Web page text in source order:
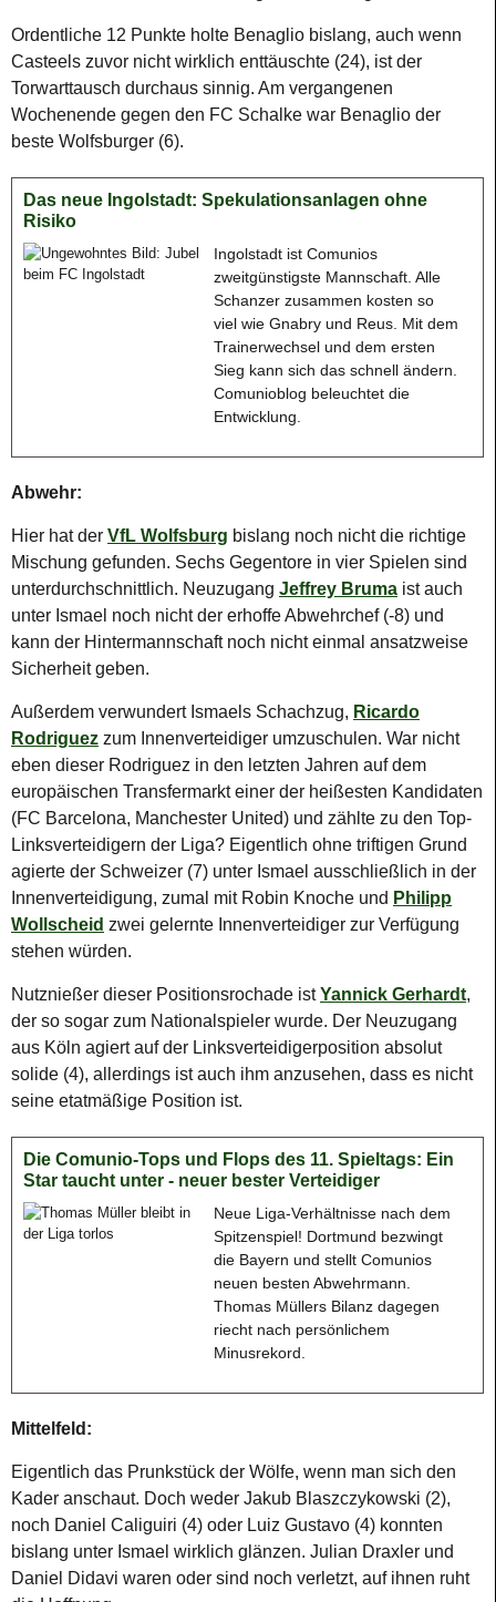
Ordentliche 12 Punkte holte Benaglio bislang, auch wenn
Casteels zuvor nicht wirklich enttäuschte (24), ist der
Torwarttausch durchaus sinnig. Am vergangenen
Wochenende gegen den FC Schalke war Benaglio der
beste Wolfsburger (6).
Das neue Ingolstadt: Spekulationsanlagen ohne
Risiko
Ingolstadt ist Comunios
zweitgünstigste Mannschaft. Alle
Schanzer zusammen kosten so
viel wie Gnabry und Reus. Mit dem
Trainerwechsel und dem ersten
Sieg kann sich das schnell ändern.
Comunioblog beleuchtet die
Entwicklung.
Abwehr:
Hier hat der VfL Wolfsburg bislang noch nicht die richtige
Mischung gefunden. Sechs Gegentore in vier Spielen sind
unterdurchschnittlich. Neuzugang Jeffrey Bruma ist auch
unter Ismael noch nicht der erhoffe Abwehrchef (-8) und
kann der Hintermannschaft noch nicht einmal ansatzweise
Sicherheit geben.
Außerdem verwundert Ismaels Schachzug, Ricardo
Rodriguez zum Innenverteidiger umzuschulen. War nicht
eben dieser Rodriguez in den letzten Jahren auf dem
europäischen Transfermarkt einer der heißesten Kandidaten
(FC Barcelona, Manchester United) und zählte zu den Top-
Linksverteidigern der Liga? Eigentlich ohne triftigen Grund
agierte der Schweizer (7) unter Ismael ausschließlich in der
Innenverteidigung, zumal mit Robin Knoche und Philipp
Wollscheid zwei gelernte Innenverteidiger zur Verfügung
stehen würden.
Nutznießer dieser Positionsrochade istYannick Gerhardt,
der so sogar zum Nationalspieler wurde. Der Neuzugang
aus Köln agiert auf der Linksverteidigerposition absolut
solide (4), allerdings ist auch ihm anzusehen, dass es nicht
seine etatmäßige Position ist.
Die Comunio-Tops und Flops des 11. Spieltags: Ein
Star taucht unter - neuer bester Verteidiger
Neue Liga-Verhältnisse nach dem
Spitzenspiel! Dortmund bezwingt
die Bayern und stellt Comunios
neuen besten Abwehrmann.
Thomas Müllers Bilanz dagegen
riecht nach persönlichem
Minusrekord.
Mittelfeld:
Eigentlich das Prunkstück der Wölfe, wenn man sich den
Kader anschaut. Doch weder Jakub Blaszczykowski (2),
noch Daniel Caliguiri (4) oder Luiz Gustavo (4) konnten
bislang unter Ismael wirklich glänzen. Julian Draxler und
Daniel Didavi waren oder sind noch verletzt, auf ihnen ruht